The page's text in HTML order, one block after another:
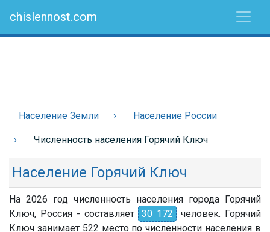
chislennost.com
Население Земли Население России
Численность населения Горячий Ключ
Население Горячий Ключ
На 2026 год численность населения города Горячий
Ключ, Россия - составляет 30 172
человек. Горячий
Ключ занимает 522 место по численности населения в